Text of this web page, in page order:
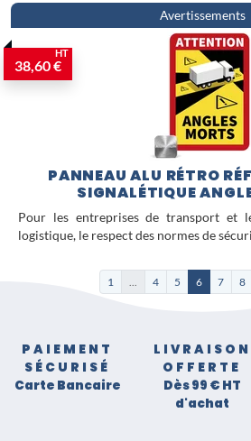
Avertissements
38,60 €
HT
PANNEAU ALU RÉTRO
SIGNALÉTIQUE
Pour les entreprises de transport et
logistique, le respect des normes de
1 ... 4 5 6 7 8
PAIEMENT
SÉCURISÉ
Carte Bancaire
LIVRAISON
OFFERTE
Dès 99 € HT
d'achat